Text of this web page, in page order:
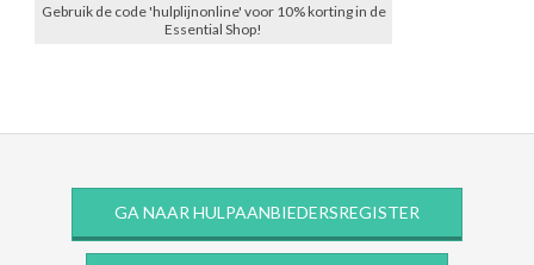
Gebruik de code 'hulplijnonline' voor 10% korting in de
Essential Shop!
GA NAAR HULPAANBIEDERSREGISTER